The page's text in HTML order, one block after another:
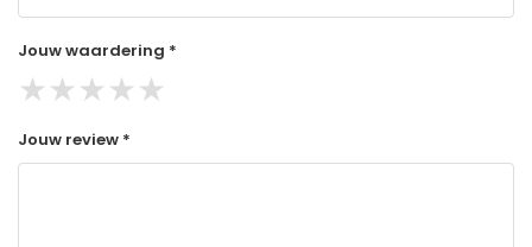
Jouw waardering *
★★★★★
Jouw review *